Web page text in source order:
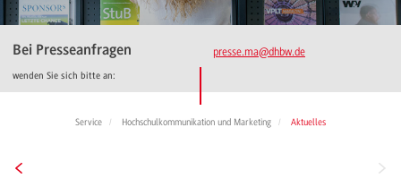
Bei Presseanfragen
wenden Sie sich bitte an:
presse.ma@dhbw.de
Service Hochschulkommunikation und Marketing Aktuelles